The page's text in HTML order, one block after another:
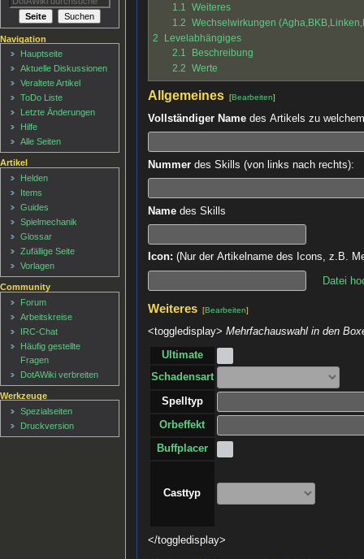
1.1
Weiteres
1.2 Wechselwirkungen
2
Levelabhängiges
2.1
Beschreibung
2.2 Werte
Allgemeines [Bearbeiten]
Vollständiger Namedes Artikels zu
Nummerdes Skills (von links nach rechts):
Namedes Skills
Icon: (Nur der Artikelname des Icons, z.B.
Datei
Weiteres [Bearbeiten]
<toggledisplay> Mehrfachauswahl in den
Ultimate
Schadensart
Spelltyp
Orbeffekt
Buffplacer
Casttyp
</toggledisplay>
Navigation
Hauptseite
Aktuelle Diskussionen
Veraltete Artikel
ToDo Liste
Letzte Änderungen
Hilfe
Alle Seiten
Artikel
Helden
Items
Guides
Spielmechanik
Glossar
Zufällige Seite
Vorlagen
Community
Forum
Arbeitskreise
IRC-Chat
Häufig gestellte
Fragen
DotAWiki verbreiten
Werkzeuge
Spezialseiten
Druckversion